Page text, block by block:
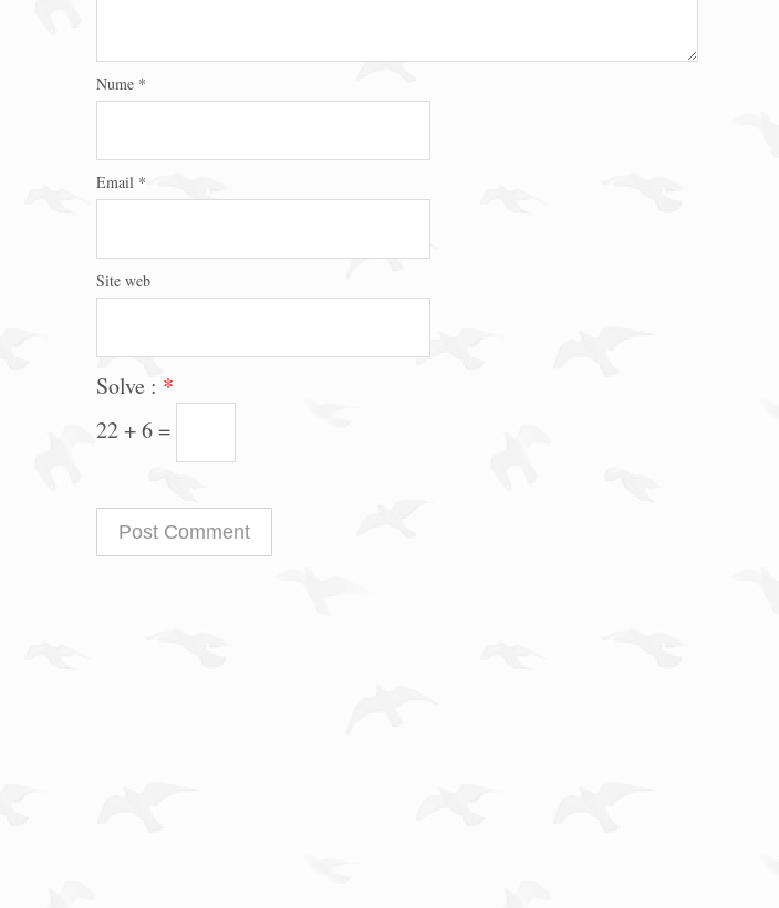
Nume *
Email *
Site web
Solve : *
22 + 6 =